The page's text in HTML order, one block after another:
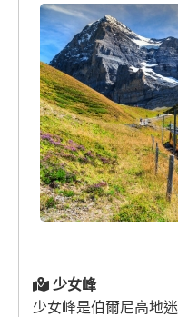
少女峰
少女峰是伯爾尼高地